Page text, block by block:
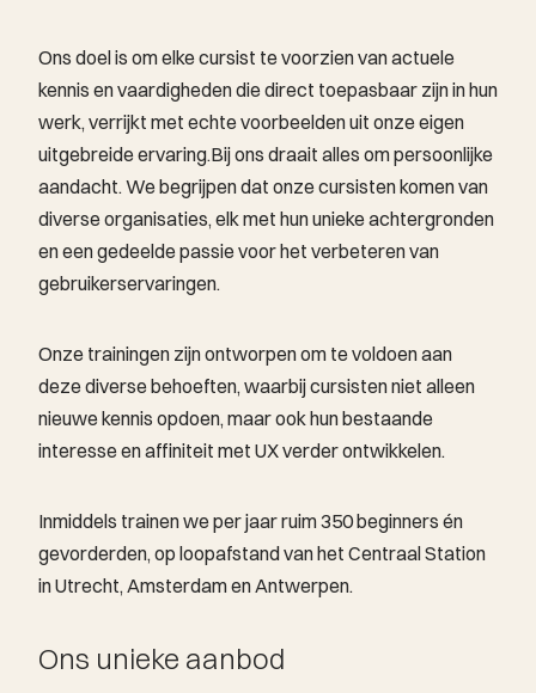
Ons doel is om elke cursist te voorzien van actuele
kennis en vaardigheden die direct toepasbaar zijn in hun
werk, verrijkt met echte voorbeelden uit onze eigen
uitgebreide ervaring.Bij ons draait alles om persoonlijke
aandacht. We begrijpen dat onze cursisten komen van
diverse organisaties, elk met hun unieke achtergronden
en een gedeelde passie voor het verbeteren van
gebruikerservaringen.
Onze trainingen zijn ontworpen om te voldoen aan
deze diverse behoeften, waarbij cursisten niet alleen
nieuwe kennis opdoen, maar ook hun bestaande
interesse en affiniteit met UX verder ontwikkelen.
Inmiddels trainen we per jaar ruim 350 beginners én
gevorderden, op loopafstand van het Centraal Station
in Utrecht, Amsterdam en Antwerpen.
Ons unieke aanbod